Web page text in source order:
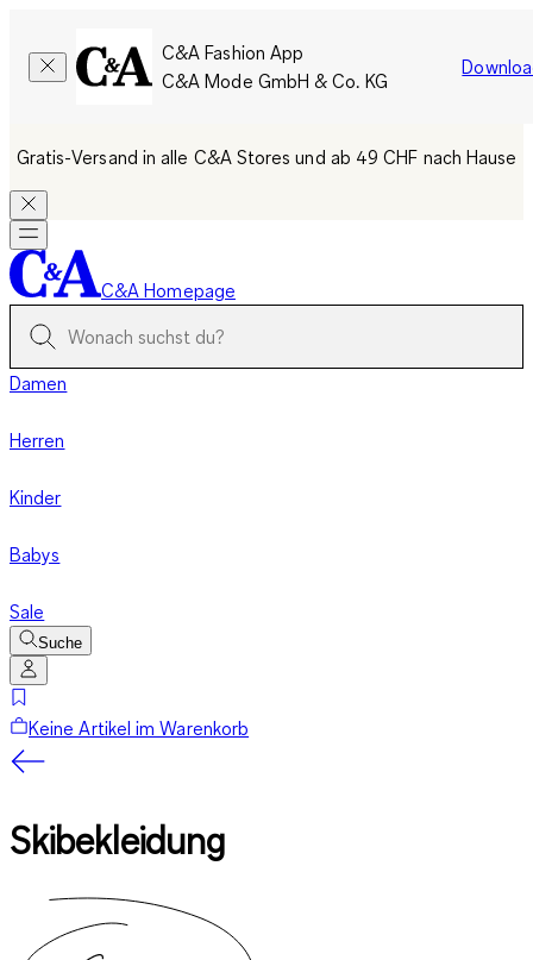
C&A Fashion App
C&A Mode GmbH & Co. KG
Gratis-Versand in alle C&A Stores und ab 49 CHF nach Hause
C&A Homepage
Damen
Herren
Kinder
Babys
Sale
Suche
Keine Artikel im Warenkorb
Skibekleidung